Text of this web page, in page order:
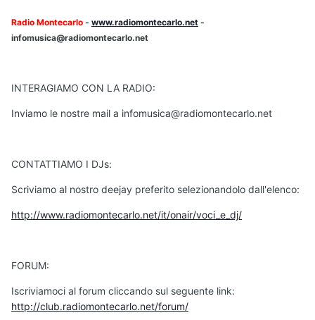
Radio Montecarlo - www.radiomontecarlo.net -
infomusica@radiomontecarlo.net
INTERAGIAMO CON LA RADIO:
Inviamo le nostre mail a infomusica@radiomontecarlo.net
CONTATTIAMO I DJs:
Scriviamo al nostro deejay preferito selezionandolo dall'elenco:
http://www.radiomontecarlo.net/it/onair/voci_e_dj/
FORUM:
Iscriviamoci al forum cliccando sul seguente link:
http://club.radiomontecarlo.net/forum/